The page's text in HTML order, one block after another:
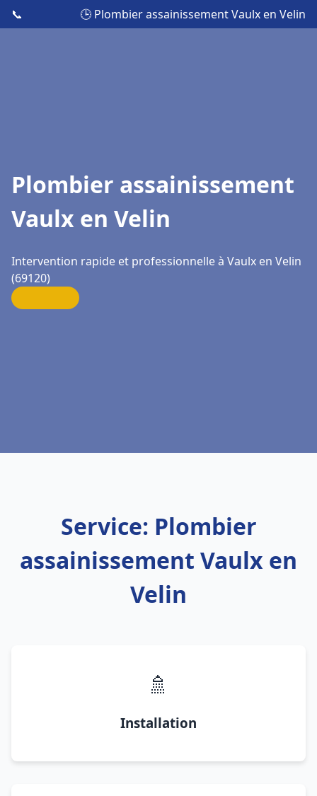
📞 🕒 Plombier assainissement Vaulx en Velin
Plombier assainissement
Vaulx en Velin
Intervention rapide et professionnelle à Vaulx en Velin
(69120)
Service: Plombier
assainissement Vaulx en
Velin
🚿
Installation